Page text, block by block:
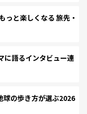
と楽しくなる 旅先・
に語るインタビュー連
球の歩き方が選ぶ2026